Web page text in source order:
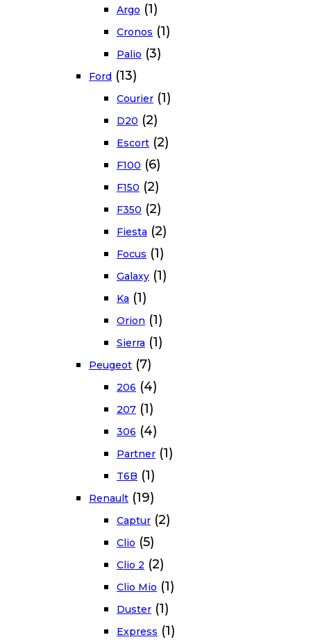
Argo (1)
Cronos (1)
Palio (3)
Ford (13)
Courier (1)
D20 (2)
Escort (2)
F100 (6)
F150 (2)
F350 (2)
Fiesta (2)
Focus (1)
Galaxy (1)
Ka (1)
Orion (1)
Sierra (1)
Peugeot (7)
206 (4)
207 (1)
306 (4)
Partner (1)
T6B (1)
Renault (19)
Captur (2)
Clio (5)
Clio 2 (2)
Clio Mio (1)
Duster (1)
Express (1)